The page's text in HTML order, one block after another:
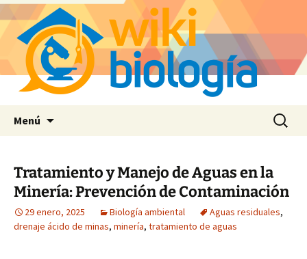
Menú Buscar:
Tratamiento y Manejo de Aguas en la
Minería: Prevención de Contaminación
29 enero, 2025 Biología ambiental Aguas residuales,
drenaje ácido de minas, minería, tratamiento de aguas